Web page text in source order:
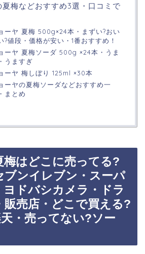
梅などおすすめ3選・口コミで
ーヤ 夏梅 500g×24本・まずい?おい
?値段・価格が安い・1番おすすめ！
ーヤ 夏梅ソーダ 500g ×24本・うま
うますぎ
ーヤ 梅しぼり 125ml ×30本
ーヤの夏梅ソーダなどおすすめ一
まとめ
梅はどこに売ってる?
ブンイレブン・スーパ
ヨドバシカメラ・ドラ
販売店・どこで買える?
・売ってない?ソー